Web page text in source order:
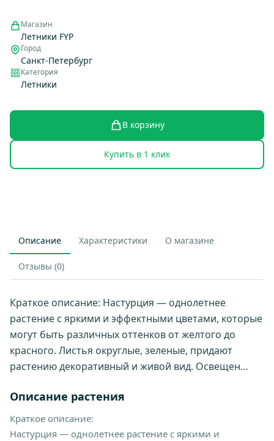
Магазин
Летники FYP
Город
Санкт-Петербург
Категория
Летники
В корзину
Купить в 1 клик
Описание Характеристики О магазине
Отзывы (0)
Краткое описание: Настурция — однолетнее
растение с яркими и эффектными цветами, которые
могут быть различных оттенков от желтого до
красного. Листья округлые, зеленые, придают
растению декоративный и живой вид. Освещен…
Описание растения
Краткое описание:
Настурция — однолетнее растение с яркими и